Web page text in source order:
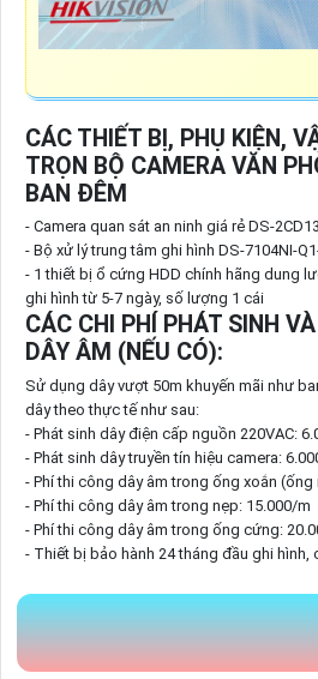
CÁC THIẾT BỊ, PHỤ KIỆN,
TRỌN BỘ CAMERA VĂN
BAN ĐÊM
- Camera quan sát an ninh giá rẻ DS-
- Bộ xử lý trung tâm ghi hình DS-7104NI-
- 1 thiết bị ổ cứng HDD chính hãng dung
ghi hình từ 5-7 ngày, số lượng 1 cái
CÁC CHI PHÍ PHÁT SINH
DÂY ÂM (NẾU CÓ):
Sử dụng dây vượt 50m khuyến mãi như
dây theo thực tế như sau:
- Phát sinh dây điện cấp nguồn 220VAC:
- Phát sinh dây truyền tín hiệu camera:
- Phí thi công dây âm trong ống xoắn (ống
- Phí thi công dây âm trong nẹp: 15.000/m
- Phí thi công dây âm trong ống cứng:
- Thiết bị bảo hành 24 tháng đầu ghi hình,